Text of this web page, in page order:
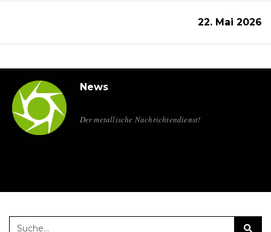
22. Mai 2026
News
Der metallische Nachrichtendienst!